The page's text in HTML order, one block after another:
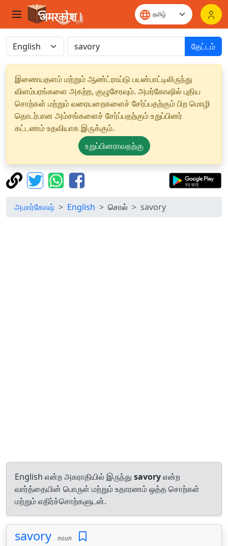
தேட்டம்
இணையதளம் மற்றும் ஆண்ட்ராய்டு பயன்பாட்டிலிருந்து
விளம்பரங்களை அகற்ற, குழுசேரவும். அமர்கோஷில் புதிய
சொற்கள் மற்றும் வரையறைகளைச் சேர்ப்பதற்கும் பிற மொழி
தொடர்பான அம்சங்களைச் சேர்ப்பதற்கும் உறுப்பினர்
கட்டணம் உதவியாக இருக்கும்.
உறுப்பினராவதற்கு
அமார்கோஷ் English சொல் savory
English என்ற அகராதியில் இருந்து savoryஎன்ற
வார்த்தையின் பொருள் மற்றும் உதாரணம் ஒத்த சொற்கள்
மற்றும் எதிர்ச்சொற்களுடன்.
savory noun